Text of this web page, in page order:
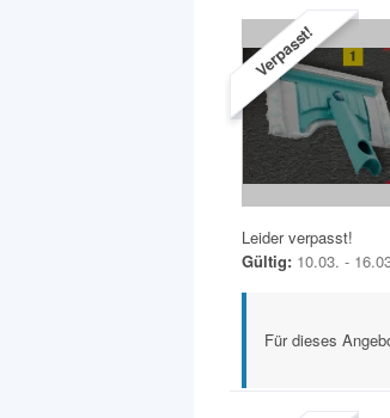
Verpasst!
Leider verpasst!
Gültig: 10.03. -
Für dieses